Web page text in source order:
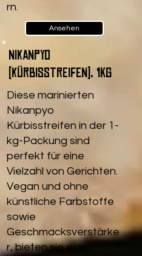
rn.
Ansehen
Nikanpyo
(Kürbisstreifen), 1kg
Diese marinierten
Nikanpyo
Kürbisstreifen in der 1-
kg-Packung sind
perfekt für eine
Vielzahl von Gerichten.
Vegan und ohne
künstliche Farbstoffe
sowie
Geschmacksverstärke
r, bieten sie einen